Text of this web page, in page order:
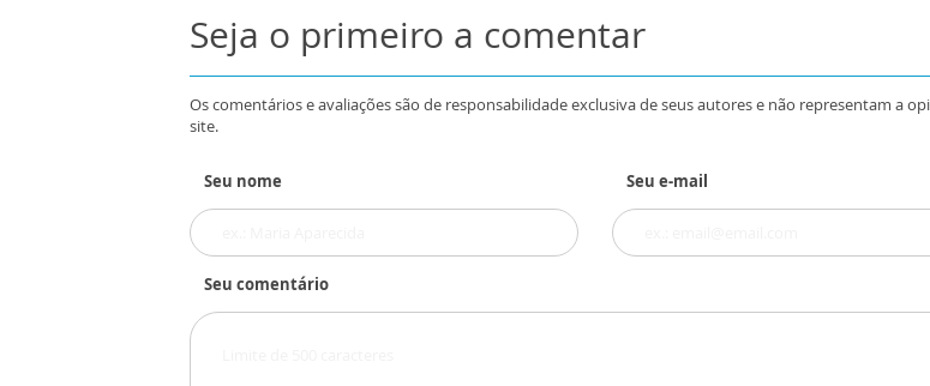
Seja o primeiro a comentar
Os comentários e avaliações são de responsabilidade exclusiva de seus autores e não representam a
site.
Seu nome Seu e-mail
Seu comentário